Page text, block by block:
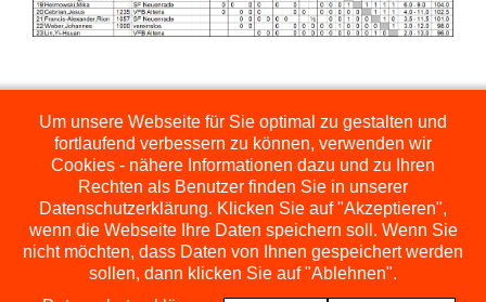
Weiter
Um unsere Webseite für Sie optimal zu gestalten und
fortlaufend verbessern zu können, verwenden wir
Cookies - nähere Informationen dazu und zu Ihren
Rechten als Benutzer finden Sie in unserer
Datenschutzerklärung. Klicken Sie auf "Akzeptieren",
wenn die Webseite Ihre Daten speichern soll. Wenn Sie
nicht möchten, dass Daten von Ihnen gespeichert werden
sollen, dann klicken Sie auf "Ablehnen".